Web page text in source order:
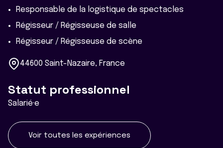
Responsable de la logistique de spectacles
Régisseur / Régisseuse de salle
Régisseur / Régisseuse de scène
44600 Saint-Nazaire, France
Statut professionnel
Salarié·e
Voir toutes les expériences